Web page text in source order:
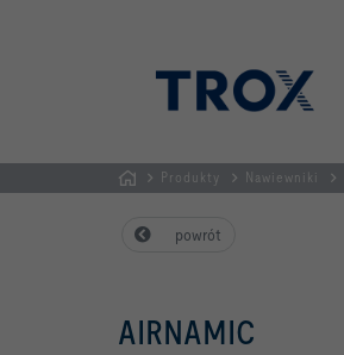
GŁÓWNA
Produkty Nawiewniki
powrót
AIRNAMIC